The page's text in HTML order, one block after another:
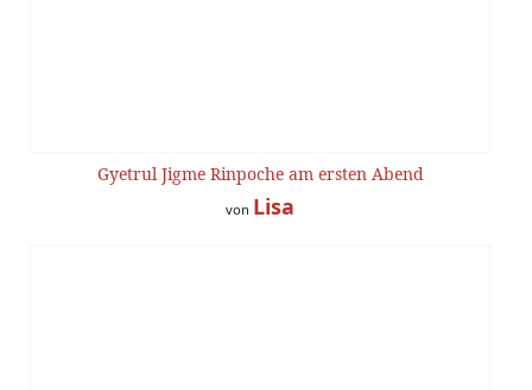
Gyetrul Jigme Rinpoche am ersten Abend
von Lisa